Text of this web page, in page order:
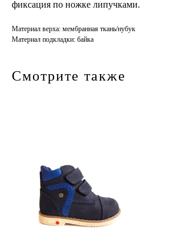
фиксация по ножке липучками.
Материал верха: мембранная ткань/нубук
Материал подкладки: байка
Смотрите также